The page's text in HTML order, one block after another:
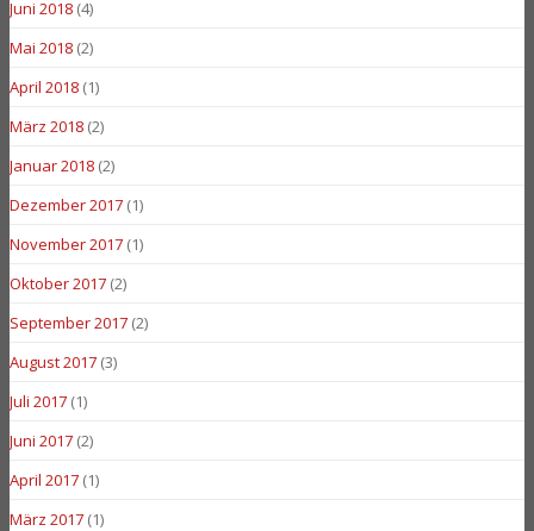
Juni 2018 (4)
Mai 2018 (2)
April 2018 (1)
März 2018 (2)
Januar 2018 (2)
Dezember 2017 (1)
November 2017 (1)
Oktober 2017 (2)
September 2017 (2)
August 2017 (3)
Juli 2017 (1)
Juni 2017 (2)
April 2017 (1)
März 2017 (1)